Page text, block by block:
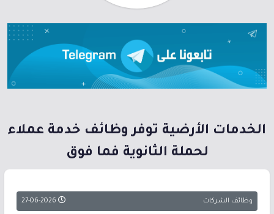
الخدمات الأرضية توفر وظائف خدمة عملاء
لحملة الثانوية فما فوق
وظائف الشركات 27-06-2026